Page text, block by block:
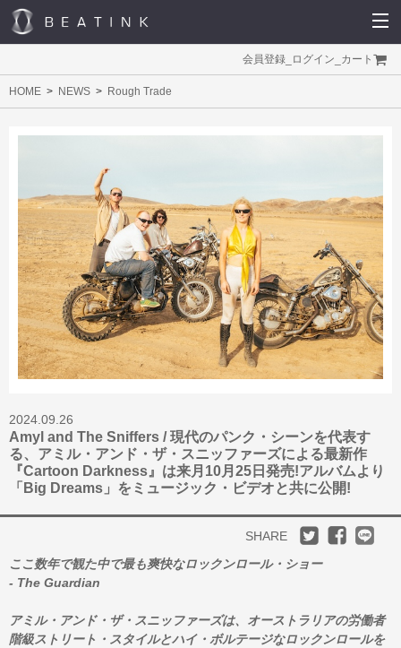
会員登録 ログイン カート
HOME NEWS Rough Trade
2024.09.26
Amyl and The Sniffers / 現代のパンク・シーンを代表す
る、アミル・アンド・ザ・スニッファーズによる最新作
『Cartoon Darkness』は来月10月25日発売!アルバムより
「Big Dreams」をミュージック・ビデオと共に公開!
SHARE
ここ数年で観た中で最も爽快なロックンロール・ショー
- The Guardian
アミル・アンド・ザ・スニッファーズは、オーストラリアの労働者
階級ストリート・スタイルとハイ・ボルテージなロックンロールを